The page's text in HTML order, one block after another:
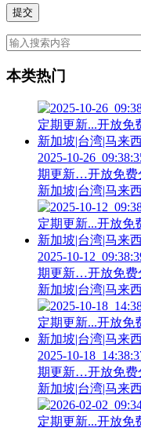
本类热门
2025-10-
期更新…开放免费
新加坡|台湾|马来
2025-10-
期更新…开放免费
新加坡|台湾|马来
2025-10-
期更新…开放免费
新加坡|台湾|马来